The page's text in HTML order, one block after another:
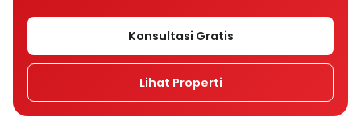
Konsultasi Gratis
Lihat Properti